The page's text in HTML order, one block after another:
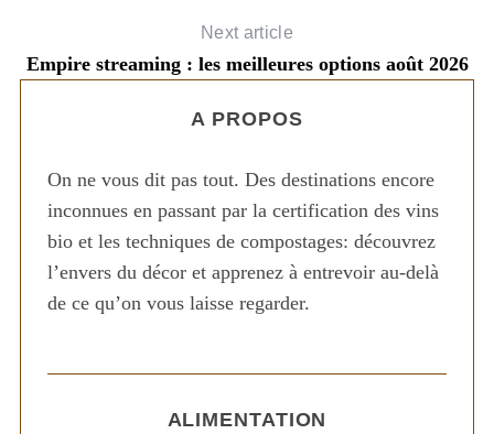
Next article
Empire streaming : les meilleures options août 2026
A PROPOS
On ne vous dit pas tout. Des destinations encore
inconnues en passant par la certification des vins
bio et les techniques de compostages: découvrez
l’envers du décor et apprenez à entrevoir au-delà
de ce qu’on vous laisse regarder.
ALIMENTATION